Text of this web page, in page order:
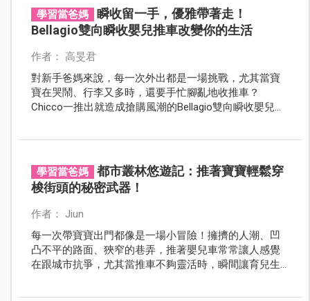
量身打造，讓爸媽更輕鬆應對各種外出情境，從容自在
展現優雅育兒。
學習當爸媽
瞬收留一手，優雅帶著走！
Bellagio雙向瞬收嬰兒推車改變你的生活
作者： 高旻君
對新手爸媽來說，每一次外出都是一場挑戰，尤其當寶
寶在哭鬧、行李又多時，還要手忙腳亂地收推車？
Chicco一推出就造成搶購風潮的Bellagio雙向瞬收嬰兒推
學習當爸媽
都市叢林悠遊記：推著寶寶輕鬆穿
梭街頭的秘密武器！
作者： Jiun
每一次帶寶寶出門都像是一場小冒險！擁擠的人潮、凹
凸不平的路面、狹窄的巷弄，推著嬰兒車常常讓人感覺
在跟城市抗爭，尤其當推車不夠靈活時，瞬間讓育兒生